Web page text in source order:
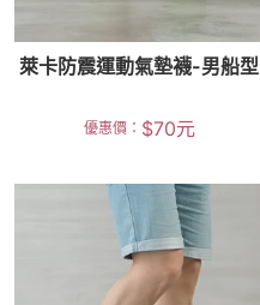
萊卡防震運動氣墊襪-男船型
優惠價： $70元